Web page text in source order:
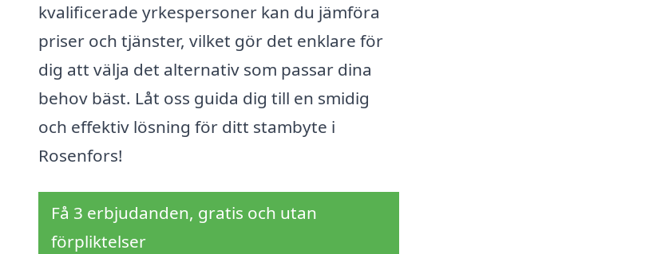
kvalificerade yrkespersoner kan du jämföra
priser och tjänster, vilket gör det enklare för
dig att välja det alternativ som passar dina
behov bäst. Låt oss guida dig till en smidig
och effektiv lösning för ditt stambyte i
Rosenfors!
Få 3 erbjudanden, gratis och utan
förpliktelser